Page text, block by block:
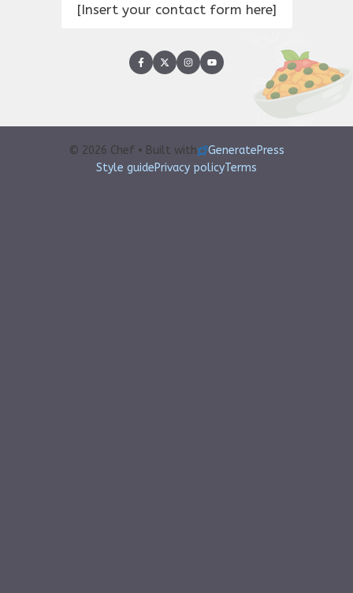
[Insert your contact form here]
© 2026 Chef • Built with
GeneratePress
Style guidePrivacy policyTerms